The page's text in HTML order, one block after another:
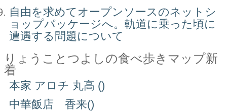
自由を求めてオープンソースのネットシ
ョップパッケージへ。軌道に乗った頃に
遭遇する問題について
りょうことつよしの食べ歩きマップ新
着
本家 アロチ 丸高 ()
中華飯店 香来()